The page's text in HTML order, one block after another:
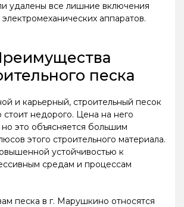
удалены все лишние включения
аппаратов.
песка
и карьерный, строительный песок
недорого. Цена на него
это объясняется большим
этого строительного материала.
устойчивостью к
средам и процессам
песка в г. Марушкино относятся